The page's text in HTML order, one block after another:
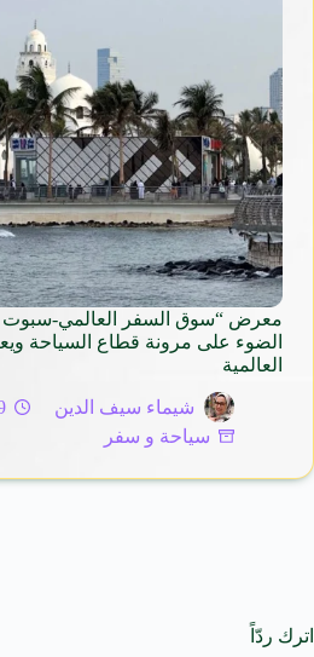
معرض “سوق السفر العالمي-سبوت
الضوء على مرونة قطاع السياحة
العالمية
شيماء سيف الدين
29
سياحة و سفر
اترك ردّاً